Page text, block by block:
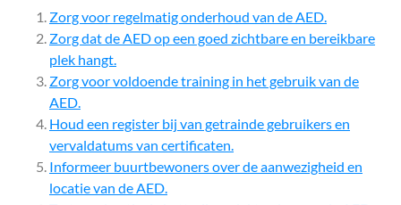
Zorg voor regelmatig onderhoud van de AED.
Zorg dat de AED op een goed zichtbare en bereikbare
plek hangt.
Zorg voor voldoende training in het gebruik van de
AED.
Houd een register bij van getrainde gebruikers en
vervaldatums van certificaten.
Informeer buurtbewoners over de aanwezigheid en
locatie van de AED.